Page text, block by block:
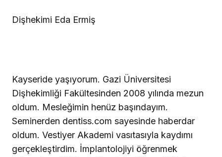
Dişhekimi Eda Ermiş
Kayseride yaşıyorum. Gazi Üniversitesi
Dişhekimliği Fakültesinden 2008 yılında mezun
oldum. Mesleğimin henüz başındayım.
Seminerden dentiss.com sayesinde haberdar
oldum. Vestiyer Akademi vasıtasıyla kaydımı
gerçekleştirdim. İmplantolojiyi öğrenmek